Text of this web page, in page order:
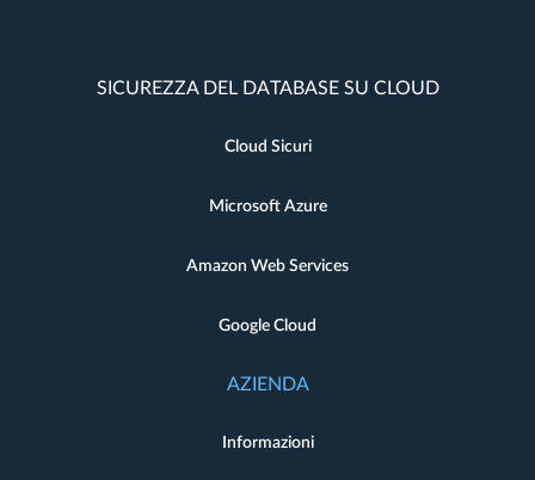
SICUREZZA DEL DATABASE SU CLOUD
Cloud Sicuri
Microsoft Azure
Amazon Web Services
Google Cloud
AZIENDA
Informazioni